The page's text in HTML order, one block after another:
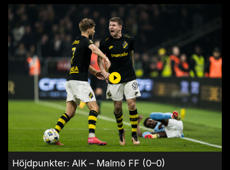
Höjdpunkter: AIK – Malmö FF (0–0)